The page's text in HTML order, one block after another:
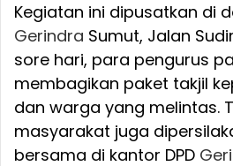
Kegiatan ini dipusatkan di
Gerindra Sumut, Jalan
sore hari, para pengurus
membagikan paket takjil
dan warga yang melintas.
masyarakat juga
bersama di kantor DPD